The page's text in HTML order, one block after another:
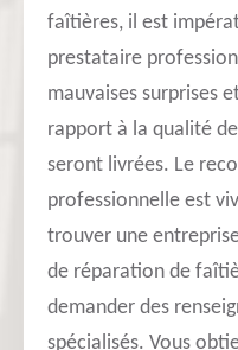
faîtières, il est
prestataire
mauvaises surprises
rapport à la qualité
seront livrées. Le
professionnelle est
trouver une
de réparation de
demander des
spécialisés. Vous